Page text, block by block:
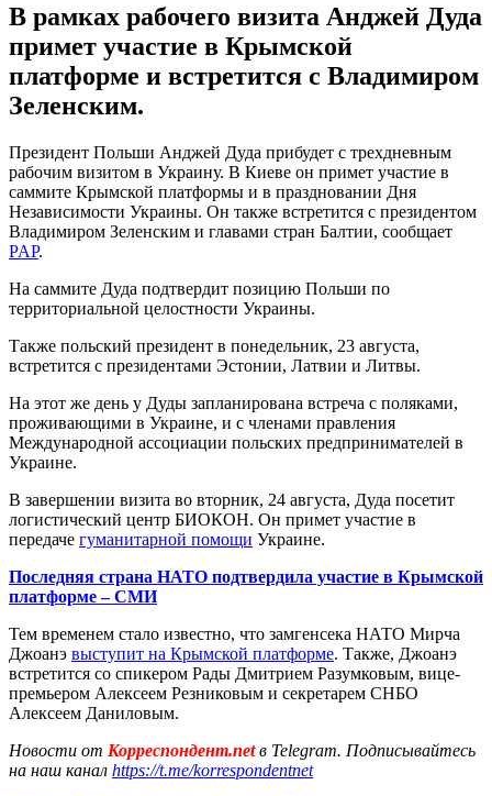
В рамках рабочего визита Анджей Дуда
примет участие в Крымской
платформе и встретится с Владимиром
Зеленским.
Президент Польши Анджей Дуда прибудет с трехдневным
рабочим визитом в Украину. В Киеве он примет участие в
саммите Крымской платформы и в праздновании Дня
Независимости Украины. Он также встретится с президентом
Владимиром Зеленским и главами стран Балтии, сообщает
PAP.
На саммите Дуда подтвердит позицию Польши по
территориальной целостности Украины.
Также польский президент в понедельник, 23 августа,
встретится с президентами Эстонии, Латвии и Литвы.
На этот же день у Дуды запланирована встреча с поляками,
проживающими в Украине, и с членами правления
Международной ассоциации польских предпринимателей в
Украине.
В завершении визита во вторник, 24 августа, Дуда посетит
логистический центр БИОКОН. Он примет участие в
передаче гуманитарной помощи Украине.
Последняя страна НАТО подтвердила участие в Крымской
платформе – СМИ
Тем временем стало известно, что замгенсека НАТО Мирча
Джоанэ выступит на Крымской платформе. Также, Джоанэ
встретится со спикером Рады Дмитрием Разумковым, вице-
премьером Алексеем Резниковым и секретарем СНБО
Алексеем Даниловым.
Новости от Корреспондент.netв Telegram. Подписывайтесь
на наш канал https://t.me/korrespondentnet